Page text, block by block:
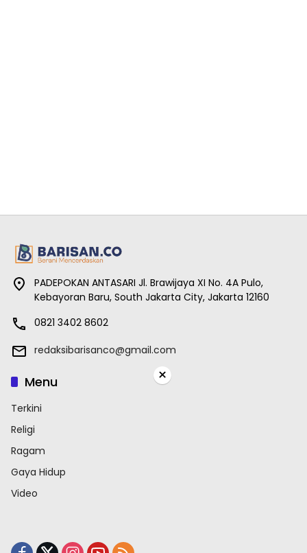
PADEPOKAN ANTASARI Jl. Brawijaya XI No. 4A Pulo,
Kebayoran Baru, South Jakarta City, Jakarta 12160
0821 3402 8602
redaksibarisanco@gmail.com
Menu
Terkini
Religi
Ragam
Gaya Hidup
Video
×